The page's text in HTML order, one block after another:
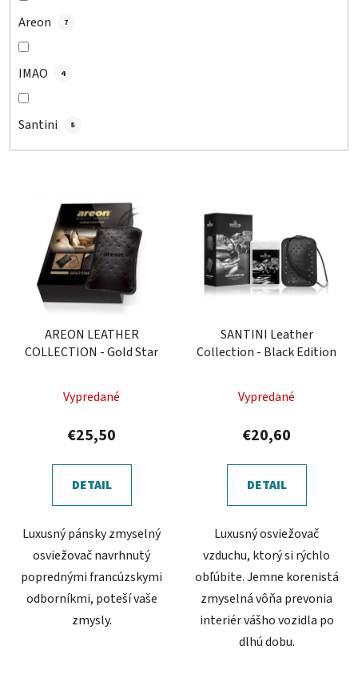
Areon 7
IMAO 4
Santini 8
AREON LEATHER
COLLECTION - Gold Star
hodnotenie
produktu
je
5,0
z
hviezdičiek.
Vypredané
€25,50
DETAIL
Luxusný pánsky zmyselný
osviežovač navrhnutý
poprednými francúzskymi
odborníkmi, poteší vaše
zmysly.
SANTINI Leather
Collection - Black Edition
hodnotenie
produktu
je
5,0
z
hviezdičiek.
Vypredané
€20,60
DETAIL
Luxusný osviežovač
vzduchu, ktorý si rýchlo
obľúbite. Jemne korenistá
zmyselná vôňa prevonia
interiér vášho vozidla po
dlhú dobu.